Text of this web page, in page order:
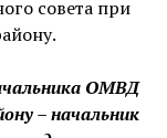
совета при
ОМВД
– начальник